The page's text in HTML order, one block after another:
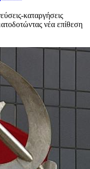
καταργήσεις
νέα επίθεση